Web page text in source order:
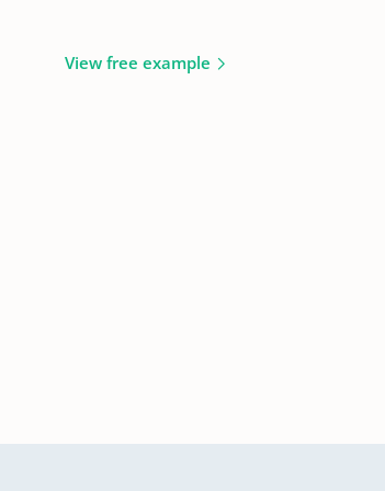
View free example